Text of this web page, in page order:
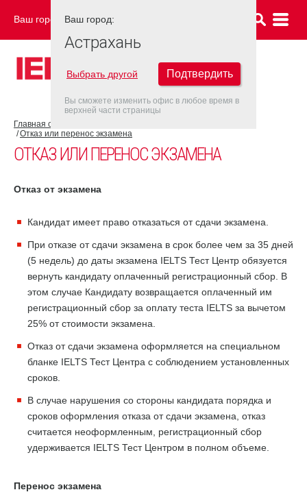
Ваш город: АСТРАХАНЬ
Главная страница
Отказ или перенос экзамена
ОТКАЗ ИЛИ ПЕРЕНОС ЭКЗАМЕНА
Отказ от экзамена
Кандидат имеет право отказаться от сдачи экзамена.
При отказе от сдачи экзамена в срок более чем за 35 дней
(5 недель) до даты экзамена IELTS Тест Центр обязуется
вернуть кандидату оплаченный регистрационный сбор. В
этом случае Кандидату возвращается оплаченный им
регистрационный сбор за оплату теста IELTS за вычетом
25% от стоимости экзамена.
Отказ от сдачи экзамена оформляется на специальном
бланке IELTS Тест Центра с соблюдением установленных
сроков.
В случае нарушения со стороны кандидата порядка и
сроков оформления отказа от сдачи экзамена, отказ
считается неоформленным, регистрационный сбор
удерживается IELTS Тест Центром в полном объеме.
Перенос экзамена
Ваш город:
Астрахань
Выбрать другой Подтвердить
Вы сможете изменить офис в любое время в
верхней части страницы